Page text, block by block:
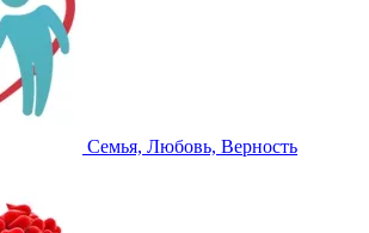
Семья, Любовь, Верность